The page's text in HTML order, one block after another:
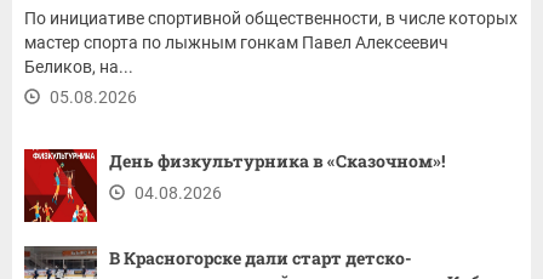
По инициативе спортивной общественности, в числе которых
мастер спорта по лыжным гонкам Павел Алексеевич
Беликов, на...
05.08.2026
День физкультурника в «Сказочном»!
04.08.2026
В Красногорске дали старт детско-